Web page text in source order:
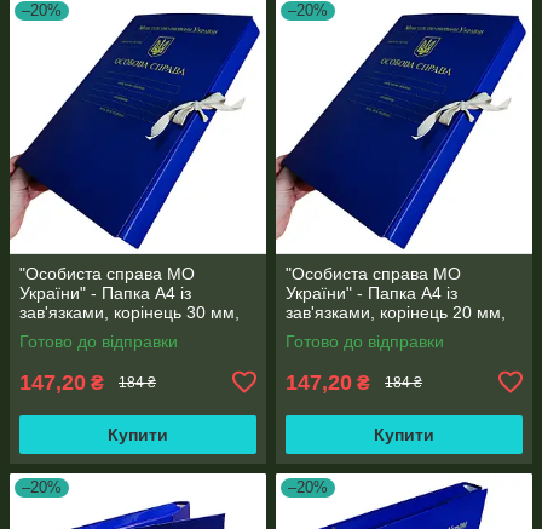
–20%
"Особиста справа МО
України" - Папка А4 із
зав'язками, корінець 30 мм,
матове PP-покриття
Готово до відправки
147,20 ₴ 184 ₴
Купити
–20%
"Особиста справа МО
України" - Папка А4 із
зав'язками, корінець 20 мм,
матове PP-покриття
Готово до відправки
147,20 ₴ 184 ₴
Купити
–20% –20%